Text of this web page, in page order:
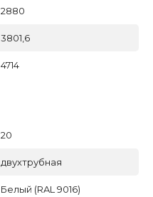
2880
3801,6
4714
20
двухтрубная
Белый (RAL 9016)